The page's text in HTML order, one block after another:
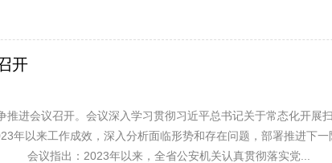
开
进会议召开。会议深入学习贯彻习近平总书记关于常态化开展
年以来工作成效，深入分析面临形势和存在问题，部署推进下
会议指出：2023年以来，全省公安机关认真贯彻落实党...